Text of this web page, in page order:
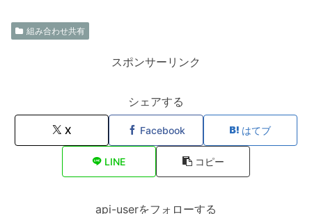
組み合わせ共有
スポンサーリンク
シェアする
X Facebook はてブ
LINE コピー
api-userをフォローする